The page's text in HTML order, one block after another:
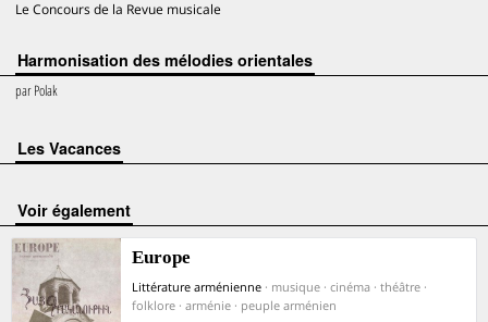
Le Concours de la Revue musicale
Harmonisation des mélodies orientales
parPolak
Les Vacances
voir également
Europe
Littérature arménienne · musique · cinéma · théâtre ·
folklore · arménie · peuple arménien